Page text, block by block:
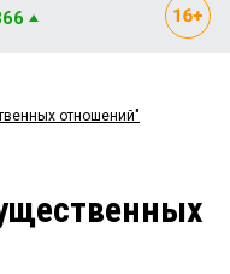
Блоги
отношений"